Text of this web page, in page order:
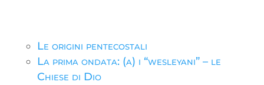
Le origini pentecostali
La prima ondata: (a) i “wesleyani” – le
Chiese di Dio